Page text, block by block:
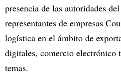
presencia de las autoridades
representantes de empresas
logística en el ámbito de
digitales, comercio electrónico
temas.